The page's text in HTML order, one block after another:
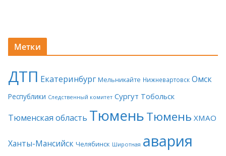
Метки
ДТП Екатеринбург Мельникайте Нижневартовск Омск
Республики Следственный комитет Сургут Тобольск
Тюменская область ТюменьТюмень ХМАО
Ханты-Мансийск Челябинск Широтная авария